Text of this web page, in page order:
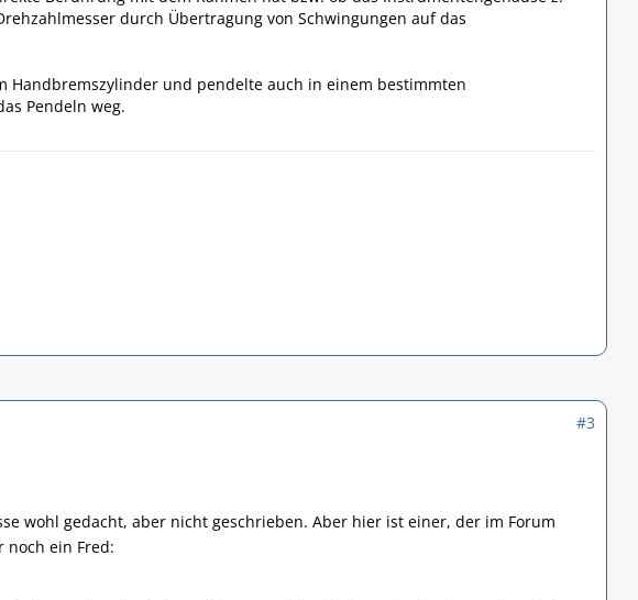
durch Übertragung von Schwingungen auf das
Handbremszylinder und pendelte auch in einem bestimmten
Pendeln weg.
#3
wohl gedacht, aber nicht geschrieben. Aber hier ist einer, der im Forum
ein Fred: